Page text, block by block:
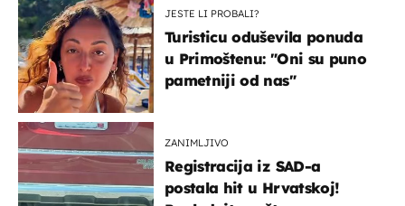
JESTE LI PROBALI?
Turisticu oduševila ponuda
u Primoštenu: "Oni su puno
pametniji od nas"
ZANIMLJIVO
Registracija iz SAD-a
postala hit u Hrvatskoj!